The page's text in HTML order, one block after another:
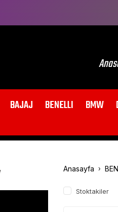
BAJAJ BENELLI BMW
Anasayfa
Stoktakiler